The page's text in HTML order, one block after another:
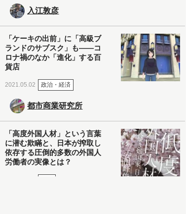
入江敦彦
「ケーキの出前」に「高級ブ
ランドのサブスク」も――コ
ロナ禍のなか「進化」する百
貨店
2021.05.02 政治・経済
都市商業研究所
「高度外国人材」という言葉
に潜む欺瞞と、日本が搾取し
依存する圧倒的多数の外国人
労働者の実像とは？